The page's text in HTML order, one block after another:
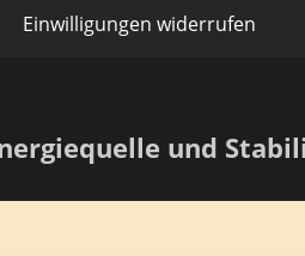
Einwilligungen widerrufen
und